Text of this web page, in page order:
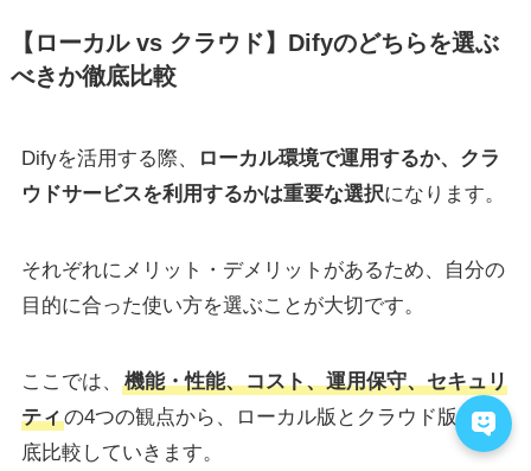
【ローカル vs クラウド】Difyのどちらを選ぶ
べきか徹底比較
Difyを活用する際、
ローカル環境で運用するか、クラ
ウドサービスを利用するかは重要な選択になります。
それぞれにメリット・デメリットがあるため、自分の
目的に合った使い方を選ぶことが大切です。
ここでは、
機能・性能、コスト、運用保守、セキュリ
ティの4つの観点から、ローカル版とクラウド版を徹
底比較していきます。